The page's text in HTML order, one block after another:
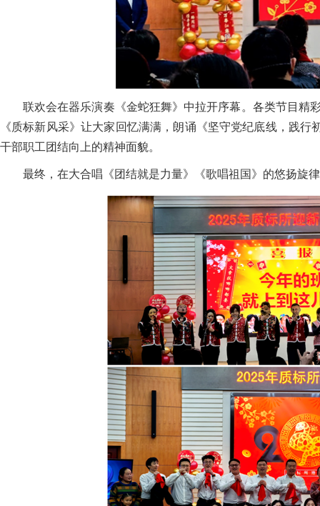
联欢会在器乐演奏《金蛇狂舞》中拉开序幕。各类节目精
《质标新风采》让大家回忆满满，朗诵《坚守党纪底线，践
干部职工团结向上的精神面貌。
最终，在大合唱《团结就是力量》《歌唱祖国》的悠扬旋